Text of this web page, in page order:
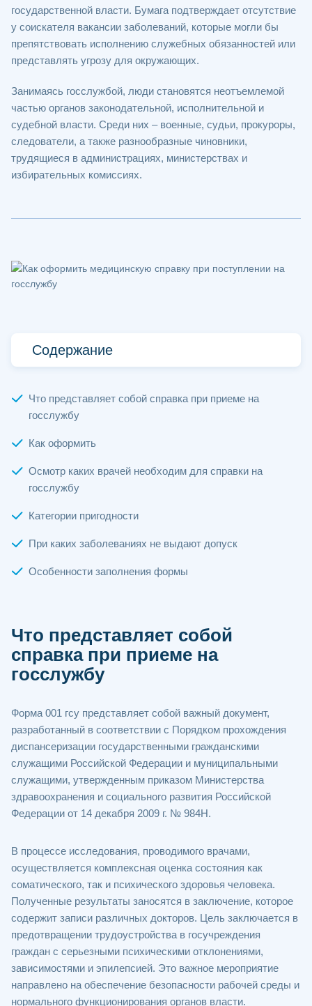
государственной власти. Бумага подтверждает отсутствие
у соискателя вакансии заболеваний, которые могли бы
препятствовать исполнению служебных обязанностей или
представлять угрозу для окружающих.
Занимаясь госслужбой, люди становятся неотъемлемой
частью органов законодательной, исполнительной и
судебной власти. Среди них – военные, судьи, прокуроры,
следователи, а также разнообразные чиновники,
трудящиеся в администрациях, министерствах и
избирательных комиссиях.
Содержание
Что представляет собой справка при приеме на
госслужбу
Как оформить
Осмотр каких врачей необходим для справки на
госслужбу
Категории пригодности
При каких заболеваниях не выдают допуск
Особенности заполнения формы
Что представляет собой
справка при приеме на
госслужбу
Форма 001 гсу представляет собой важный документ,
разработанный в соответствии с Порядком прохождения
диспансеризации государственными гражданскими
служащими Российской Федерации и муниципальными
служащими, утвержденным приказом Министерства
здравоохранения и социального развития Российской
Федерации от 14 декабря 2009 г. № 984H.
В процессе исследования, проводимого врачами,
осуществляется комплексная оценка состояния как
соматического, так и психического здоровья человека.
Полученные результаты заносятся в заключение, которое
содержит записи различных докторов. Цель заключается в
предотвращении трудоустройства в госучреждения
граждан с серьезными психическими отклонениями,
зависимостями и эпилепсией. Это важное мероприятие
направлено на обеспечение безопасности рабочей среды и
нормального функционирования органов власти.